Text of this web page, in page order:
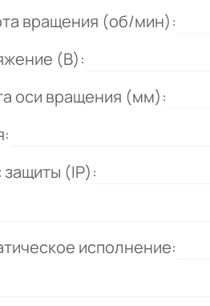
вращения (об/мин):
(В):
оси вращения (мм):
защиты (IP):
исполнение: